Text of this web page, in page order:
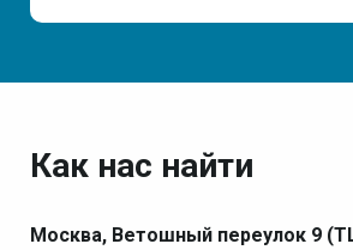
Как нас найти
Москва, Ветошный переулок 9